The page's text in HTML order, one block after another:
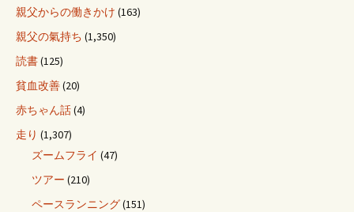
親父からの働きかけ (163)
親父の氣持ち (1,350)
読書(125)
貧血改善(20)
赤ちゃん話(4)
走り (1,307)
ズームフライ (47)
ツアー (210)
ペースランニング(151)